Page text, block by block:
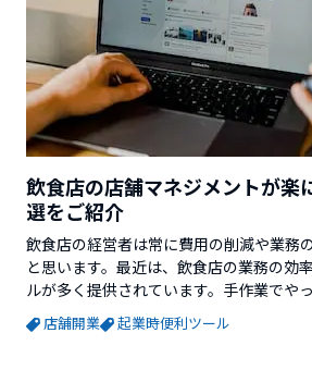
飲食店の店舗マネジメントが楽
選をご紹介
飲食店の経営者は常に費用の削減や業務
と思います。最近は、飲食店の業務の効
ルが多く提供されています。手作業でや
ルを導入すれば、繁忙時の回転率の改善
減が期待できます。そこで今回は、飲食
が楽になるITツールをご紹介していき
店舗開業 起業時便利ツール